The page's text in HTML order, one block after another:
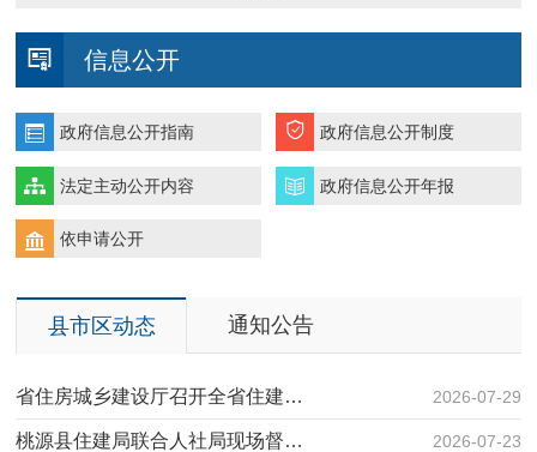
信息公开
政府信息公开指南 政府信息公开制度
法定主动公开内容 政府信息公开年报
依申请公开
县市区动态 通知公告
2026-07-29
省住房城乡建设厅召开全省住建…
2026-07-23
桃源县住建局联合人社局现场督…